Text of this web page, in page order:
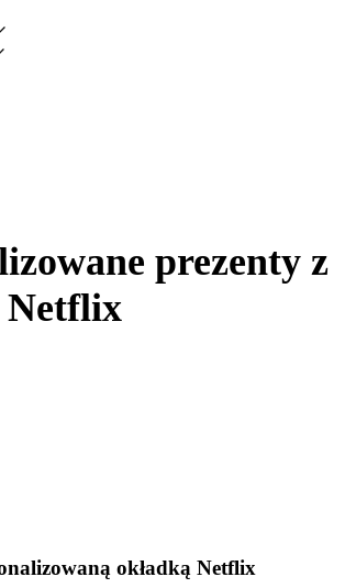
prezenty z
Netflix
okładką Netflix